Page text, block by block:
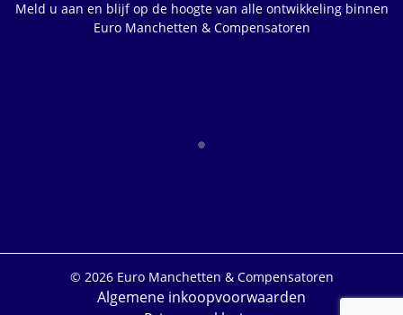
Meld u aan en blijf op de hoogte van alle ontwikkeling binnen
Euro Manchetten & Compensatoren
© 2026 Euro Manchetten & Compensatoren
Algemene inkoopvoorwaarden